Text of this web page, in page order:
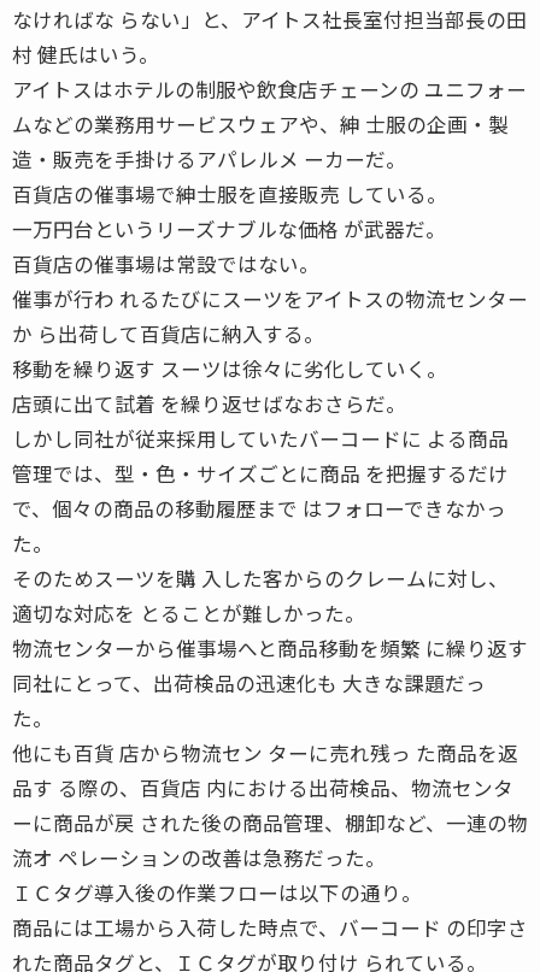
なければな らない」と、アイトス社長室付担当部長の田
村 健氏はいう。
アイトスはホテルの制服や飲食店チェーンの ユニフォー
ムなどの業務用サービスウェアや、紳 士服の企画・製
造・販売を手掛けるアパレルメ ーカーだ。
百貨店の催事場で紳士服を直接販売 している。
一万円台というリーズナブルな価格 が武器だ。
百貨店の催事場は常設ではない。
催事が行わ れるたびにスーツをアイトスの物流センター
か ら出荷して百貨店に納入する。
移動を繰り返す スーツは徐々に劣化していく。
店頭に出て試着 を繰り返せばなおさらだ。
しかし同社が従来採用していたバーコードに よる商品
管理では、型・色・サイズごとに商品 を把握するだけ
で、個々の商品の移動履歴まで はフォローできなかっ
た。
そのためスーツを購 入した客からのクレームに対し、
適切な対応を とることが難しかった。
物流センターから催事場へと商品移動を頻繁 に繰り返す
同社にとって、出荷検品の迅速化も 大きな課題だっ
た。
他にも百貨 店から物流セン ターに売れ残っ た商品を返
品す る際の、百貨店 内における出荷検品、物流センタ
ーに商品が戻 された後の商品管理、棚卸など、一連の物
流オ ペレーションの改善は急務だった。
ＩＣタグ導入後の作業フローは以下の通り。
商品には工場から入荷した時点で、バーコード の印字さ
れた商品タグと、ＩＣタグが取り付け られている。